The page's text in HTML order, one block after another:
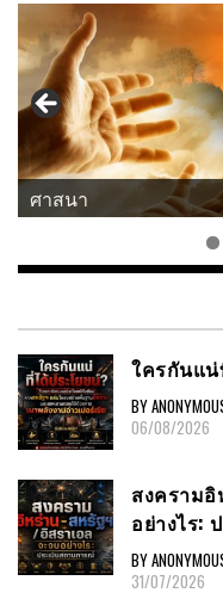
ศาสนา
แนวคิด-คำคม
ใครกันแ
BY
06/08/2026
สงครามอิ
อย่างไร:
BY
31/07/2026